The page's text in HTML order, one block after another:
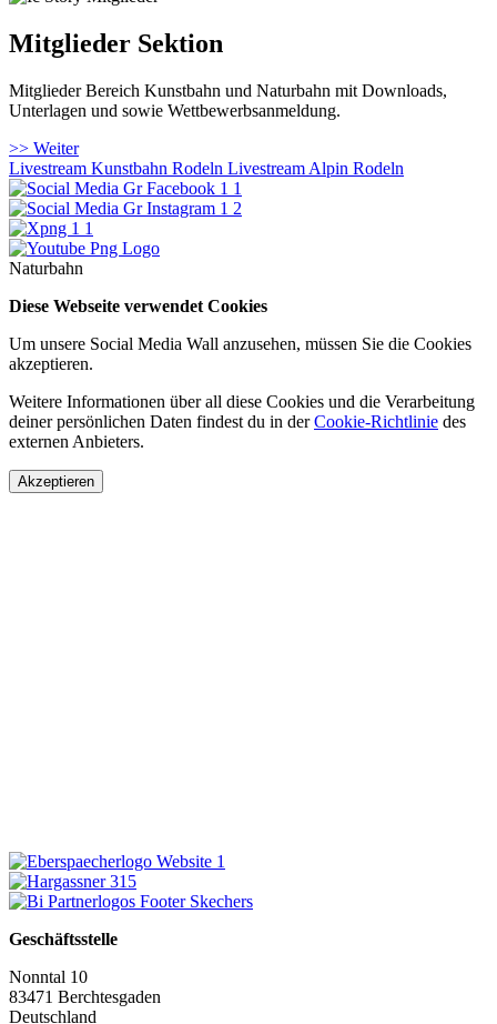
Mitglieder Sektion
Mitglieder Bereich Kunstbahn und Naturbahn mit Downloads,
Unterlagen und sowie Wettbewerbsanmeldung.
>> Weiter
Livestream Kunstbahn Rodeln Livestream Alpin Rodeln
Naturbahn
Diese Webseite verwendet Cookies
Um unsere Social Media Wall anzusehen, müssen Sie die Cookies
akzeptieren.
Weitere Informationen über all diese Cookies und die Verarbeitung
deiner persönlichen Daten findest du in derCookie-Richtlinie des
externen Anbieters.
Akzeptieren
Geschäftsstelle
Nonntal 10
83471 Berchtesgaden
Deutschland